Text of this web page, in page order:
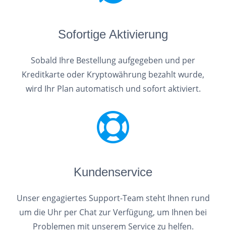
Sofortige Aktivierung
Sobald Ihre Bestellung aufgegeben und per
Kreditkarte oder Kryptowährung bezahlt wurde,
wird Ihr Plan automatisch und sofort aktiviert.
Kundenservice
Unser engagiertes Support-Team steht Ihnen rund
um die Uhr per Chat zur Verfügung, um Ihnen bei
Problemen mit unserem Service zu helfen.